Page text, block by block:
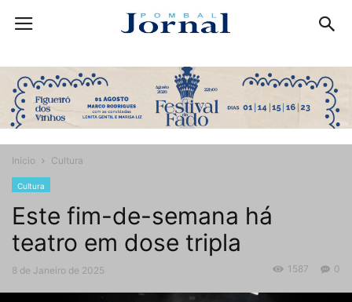
Início Cultura
Cultura
Este fim-de-semana há
teatro em dose tripla
8 de Janeiro de 2025 0
1587